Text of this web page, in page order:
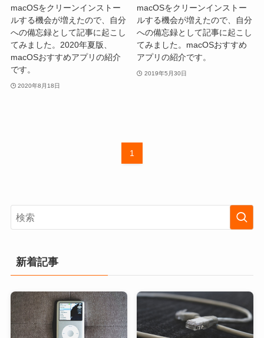
macOSをクリーンインストー
ルする機会が増えたので、自分
への備忘録として記事に起こし
てみました。2020年夏版、
macOSおすすめアプリの紹介
です。
2020年8月18日
macOSをクリーンインストー
ルする機会が増えたので、自分
への備忘録として記事に起こし
てみました。macOSおすすめ
アプリの紹介です。
2019年5月30日
1
新着記事